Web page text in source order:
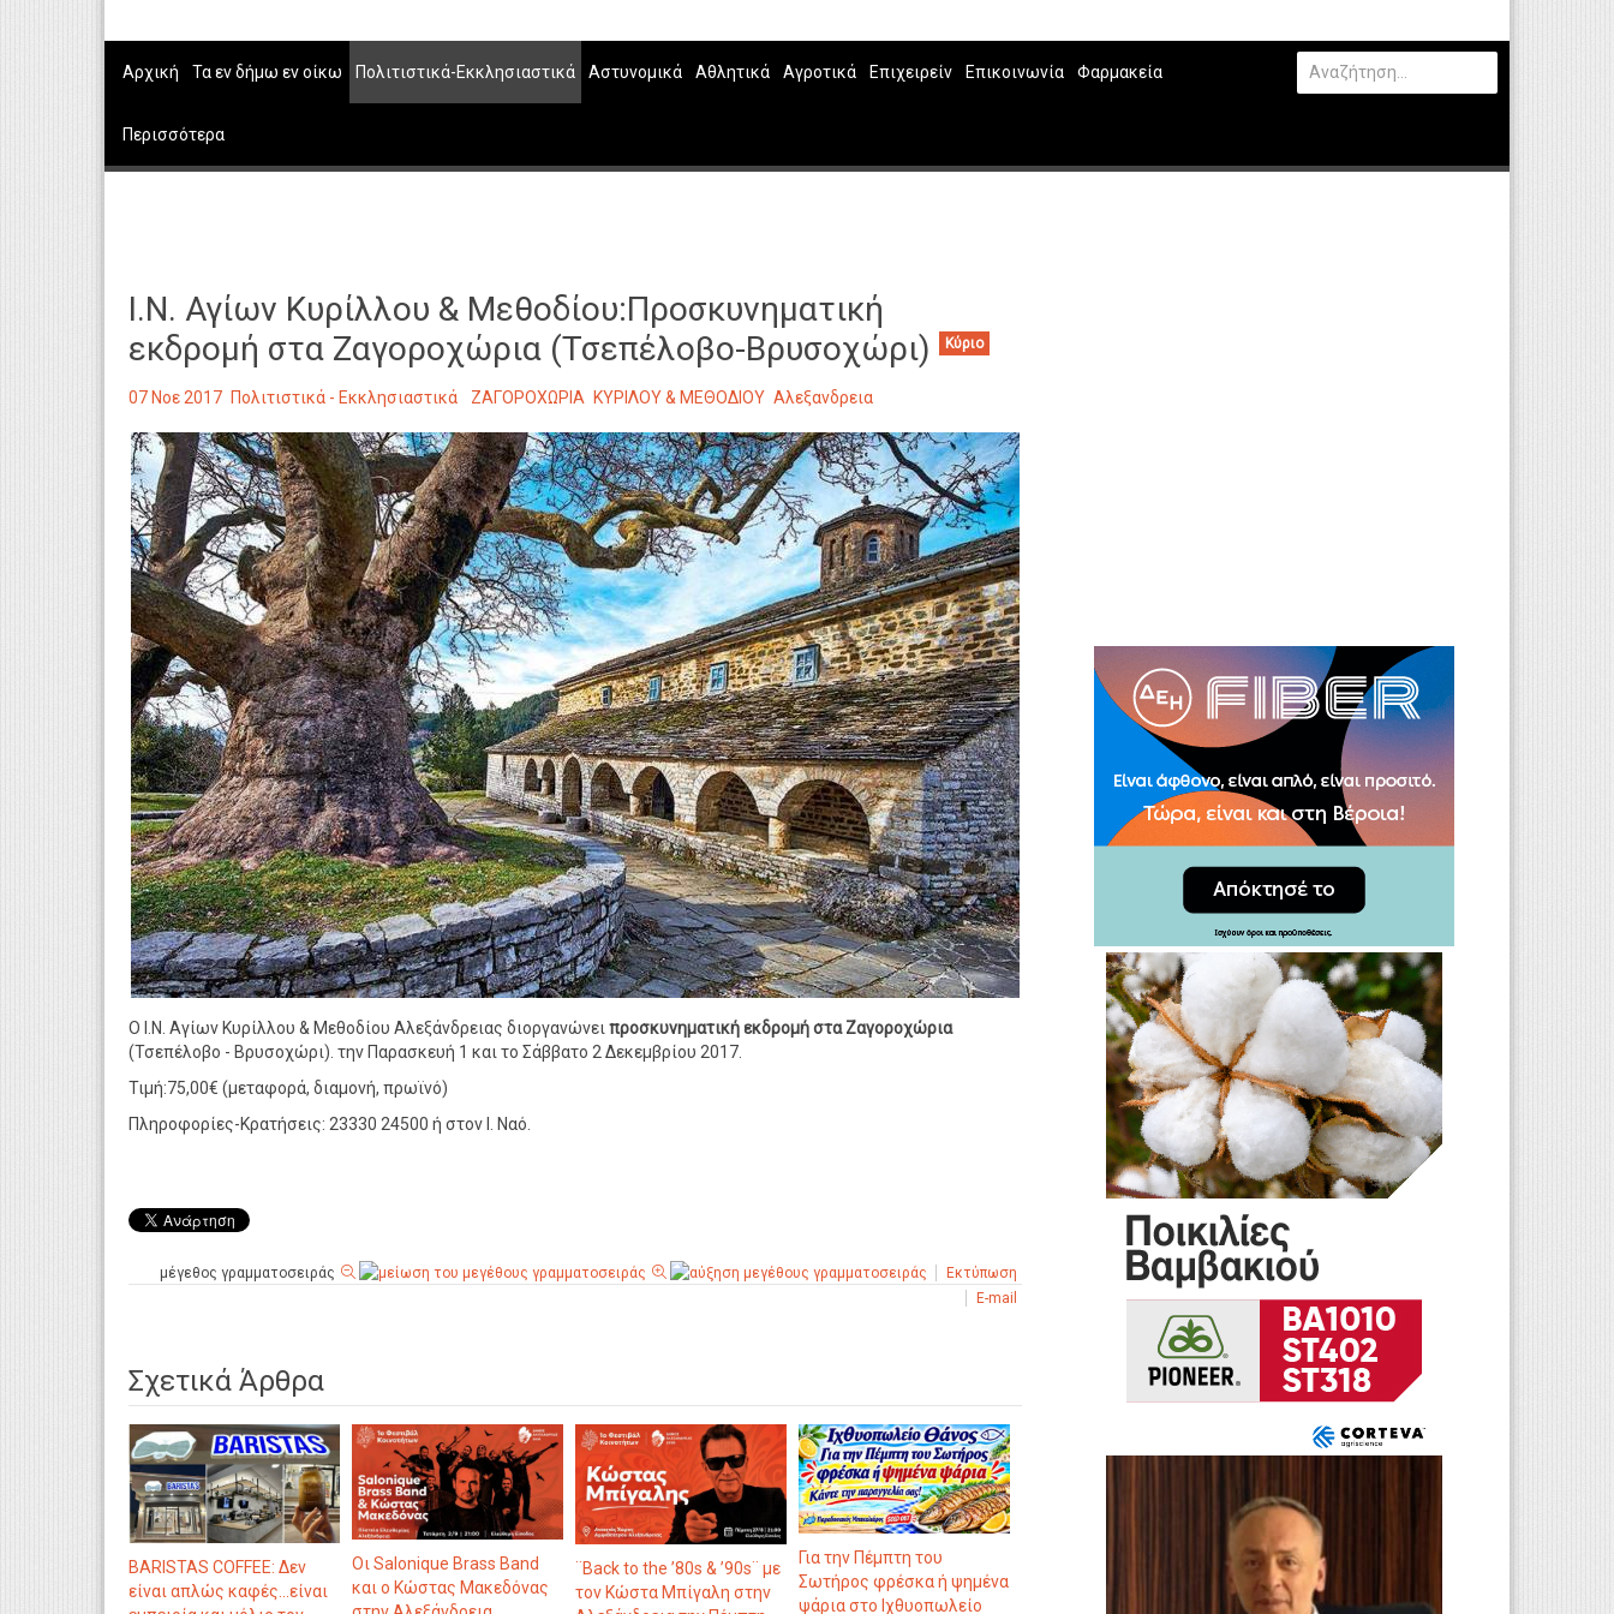
Αρχική Τα εν δήμω εν οίκω Πολιτιστικά-Εκκλησιαστικά Αστυνομικά Αθλητικά Αγροτικά Επιχειρείν Επικοινωνία Φαρμακεία
Περισσότερα
Ι.Ν. Αγίων Κυρίλλου & Μεθοδίου:Προσκυνηματική
εκδρομή στα Ζαγοροχώρια (Τσεπέλοβο-Βρυσοχώρι)
Κύριο
07 Νοε 2017 Πολιτιστικά - Εκκλησιαστικά ΖΑΓΟΡΟΧΩΡΙΑ ΚΥΡΙΛΟΥ & ΜΕΘΟΔΙΟΥ Αλεξανδρεια
Ο Ι.Ν. Αγίων Κυρίλλου & Μεθοδίου Αλεξάνδρειας διοργανώνει προσκυνηματική εκδρομή στα Ζαγοροχώρια
(Τσεπέλοβο - Βρυσοχώρι). την Παρασκευή 1 και το Σάββατο 2 Δεκεμβρίου 2017.
Τιμή:75,00€ (μεταφορά, διαμονή, πρωϊνό)
Πληροφορίες-Κρατήσεις: 23330 24500 ή στον Ι. Ναό.
μέγεθος γραμματοσειράς
Εκτύπωση
E-mail
Σχετικά Άρθρα
BARISTAS COFFEE: Δεν
είναι απλώς καφές...είναι
Οι Salonique Brass Band
και ο Κώστας Μακεδόνας
¨Back to the ’80s & ’90s¨ με
τον Κώστα Μπίγαλη στην
Για την Πέμπτη του
Σωτήρος φρέσκα ή ψημένα
ψάρια στο Ιχθυοπωλείο